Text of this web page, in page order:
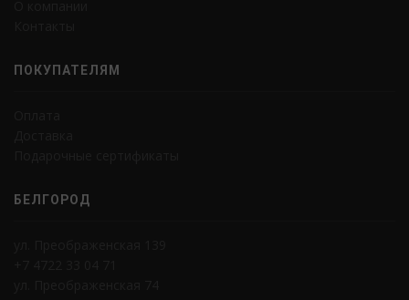
ПОКУПАТЕЛЯМ
БЕЛГОРОД